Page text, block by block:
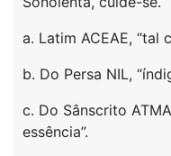
a. Latim ACEAE, “tal
b. Do Persa NIL,
c. Do Sânscrito
essência”.